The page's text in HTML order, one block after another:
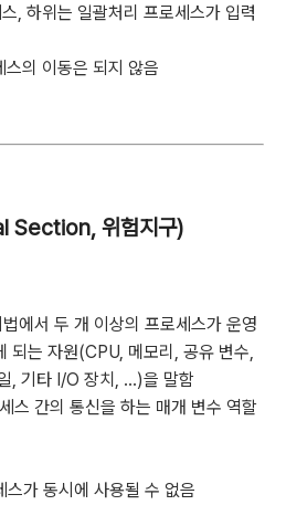
, 하위는 일괄처리 프로세스가 입력
의 이동은 되지 않음
Section, 위험지구)
에서 두 개 이상의 프로세스가 운영
되는 자원(CPU, 메모리, 공유 변수,
, 기타 I/O 장치, ...)을 말함
스 간의 통신을 하는 매개 변수 역할
스가 동시에 사용될 수 없음